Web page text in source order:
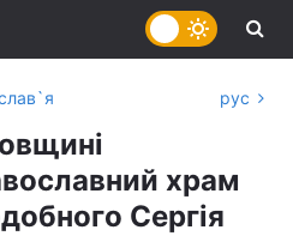
рус
храм
Сергія